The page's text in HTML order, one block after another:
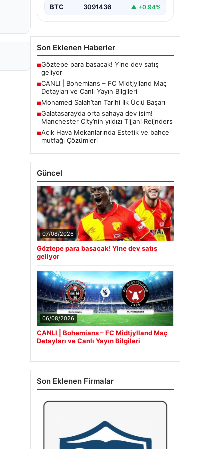
BTC 3091436 ▲ +0.94%
Son Eklenen Haberler
■Göztepe para basacak! Yine dev satış
geliyor
■CANLI | Bohemians – FC Midtjylland Maç
Detayları ve Canlı Yayın Bilgileri
■Mohamed Salah’tan Tarihi İlk Üçlü Başarı
■Galatasaray’da orta sahaya dev isim!
Manchester City’nin yıldızı Tijjani Reijnders
■Açık Hava Mekanlarında Estetik ve bahçe
mutfağı Çözümleri
Güncel
07/08/2026
Göztepe para basacak! Yine dev satış
geliyor
06/08/2026
CANLI | Bohemians – FC Midtjylland Maç
Detayları ve Canlı Yayın Bilgileri
Son Eklenen Firmalar